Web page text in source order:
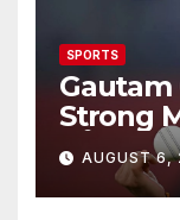
SPORTS
Gautam
Strong
సిరీస్‌కు
వార్నింగ్…
AUGUST